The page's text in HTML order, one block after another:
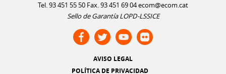
Tel. 93 451 55 50 Fax. 93 451 69 04ecom@ecom.cat
Sello de Garantía LOPD-LSSICE
AVISO LEGAL
POLÍTICA DE PRIVACIDAD